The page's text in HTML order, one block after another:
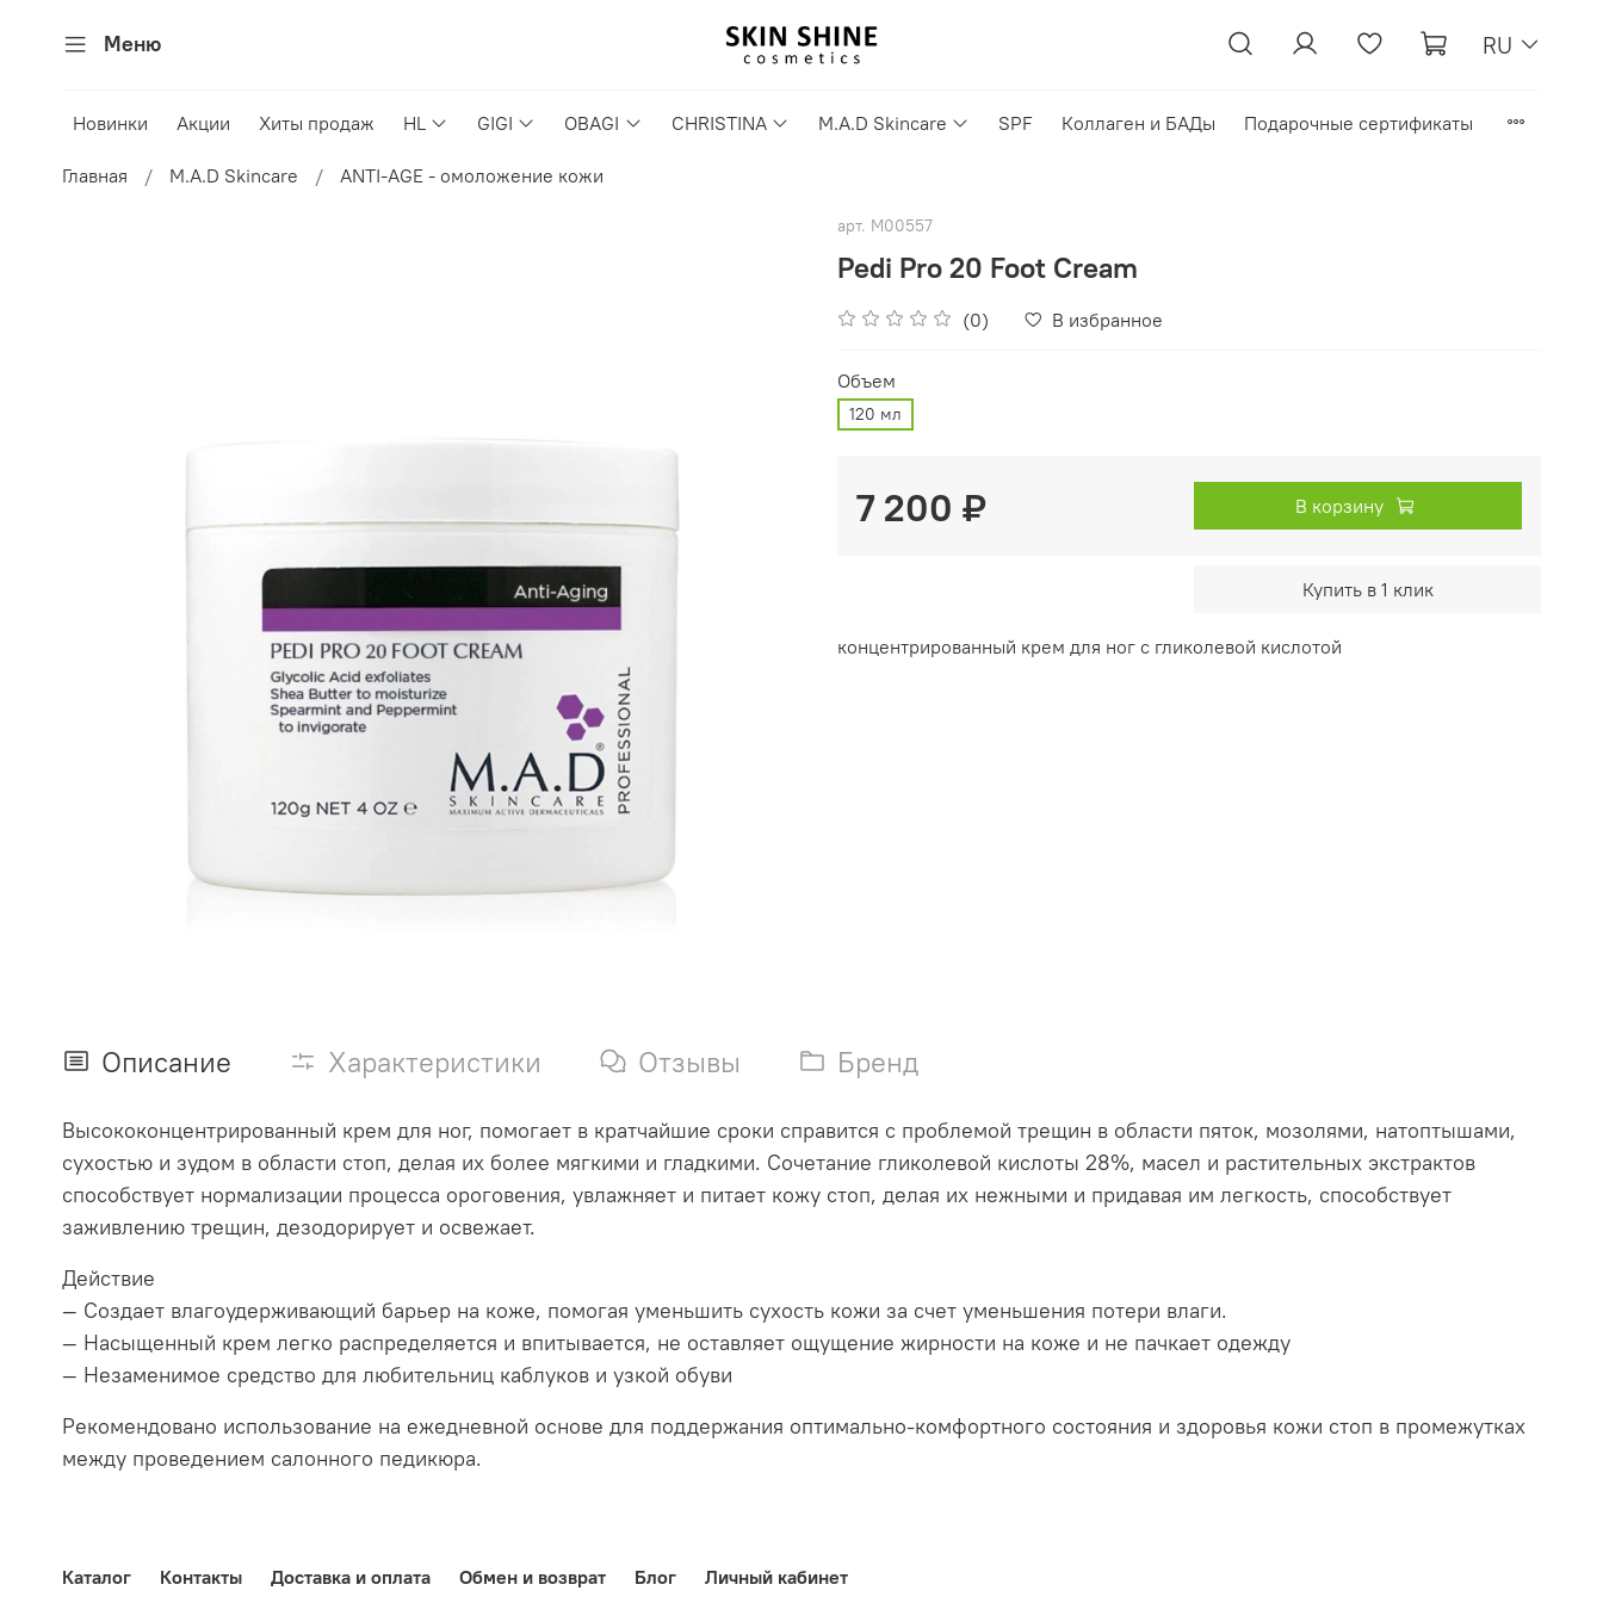
Меню RU
Новинки Акции Хиты продаж HL GIGI OBAGI CHRISTINA M.A.D Skincare SPF Коллаген и БАДы Подарочные сертификаты
Главная M.A.D Skincare ANTI-AGE - омоложение кожи
арт. M00557
Pedi Pro 20 Foot Cream
(0) В избранное
Объем
120 мл
7 200 ₽ В корзину
Купить в 1 клик
концентрированный крем для ног с гликолевой кислотой
Описание Характеристики Отзывы Бренд
Высококонцентрированный крем для ног, помогает в кратчайшие сроки справится с проблемой трещин в области пяток, мозолями, натоптышами,
сухостью и зудом в области стоп, делая их более мягкими и гладкими. Сочетание гликолевой кислоты 28%, масел и растительных экстрактов
способствует нормализации процесса ороговения, увлажняет и питает кожу стоп, делая их нежными и придавая им легкость, способствует
заживлению трещин, дезодорирует и освежает.
Действие
— Создает влагоудерживающий барьер на коже, помогая уменьшить сухость кожи за счет уменьшения потери влаги.
— Насыщенный крем легко распределяется и впитывается, не оставляет ощущение жирности на коже и не пачкает одежду
— Незаменимое средство для любительниц каблуков и узкой обуви
Рекомендовано использование на ежедневной основе для поддержания оптимально-комфортного состояния и здоровья кожи стоп в промежутках
между проведением салонного педикюра.
Каталог Контакты Доставка и оплата Обмен и возврат Блог Личный кабинет